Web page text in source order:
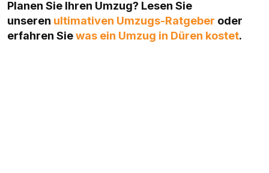
Planen Sie Ihren Umzug? Lesen Sie
unseren ultimativen Umzugs-Ratgeber oder
erfahren Siewas ein Umzug in Düren kostet.